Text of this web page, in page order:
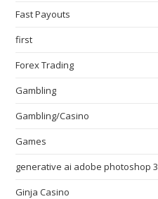
Fast Payouts
first
Forex Trading
Gambling
Gambling/Casino
Games
generative ai adobe photoshop 3
Ginja Casino